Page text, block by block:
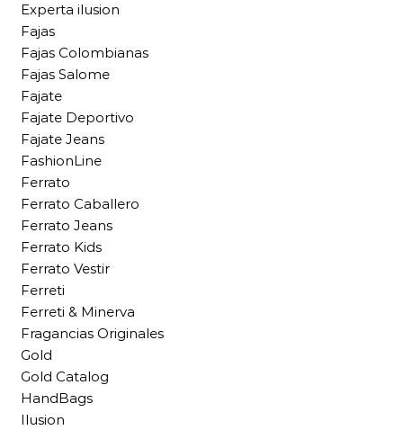
Experta ilusion
Fajas
Fajas Colombianas
Fajas Salome
Fajate
Fajate Deportivo
Fajate Jeans
FashionLine
Ferrato
Ferrato Caballero
Ferrato Jeans
Ferrato Kids
Ferrato Vestir
Ferreti
Ferreti & Minerva
Fragancias Originales
Gold
Gold Catalog
HandBags
Ilusion